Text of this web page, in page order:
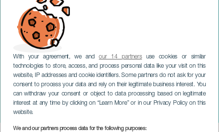
With your agreement, we andour 14 partnersuse cookies or similar
technologies to store, access, and process personal data like your visit on this
website, IP addresses and cookie identifiers. Some partners do not ask for your
consent to process your data and rely on their legitimate business interest. You
can withdraw your consent or object to data processing based on legitimate
interest at any time by clicking on “Learn More” or in our Privacy Policy on this
website.
We and our partners process data for the following purposes:
Fimucité 20 Red Carpet
Gala
TENERIFE